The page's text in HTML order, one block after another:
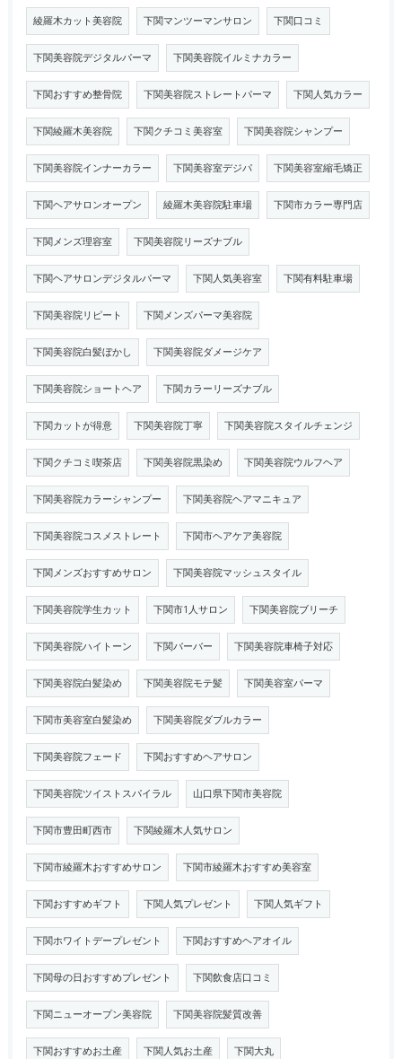
綾羅木カット美容院 下関マンツーマンサロン 下関口コミ
下関美容院デジタルパーマ 下関美容院イルミナカラー
下関おすすめ整骨院 下関美容院ストレートパーマ 下関人気カラー
下関綾羅木美容院 下関クチコミ美容室 下関美容院シャンプー
下関美容院インナーカラー 下関美容室デジパ 下関美容室縮毛矯正
下関ヘアサロンオープン 綾羅木美容院駐車場 下関市カラー専門店
下関メンズ理容室 下関美容院リーズナブル
下関ヘアサロンデジタルパーマ 下関人気美容室 下関有料駐車場
下関美容院リピート 下関メンズパーマ美容院
下関美容院白髪ぼかし 下関美容院ダメージケア
下関美容院ショートヘア 下関カラーリーズナブル
下関カットが得意 下関美容院丁寧 下関美容院スタイルチェンジ
下関クチコミ喫茶店 下関美容院黒染め 下関美容院ウルフヘア
下関美容院カラーシャンプー 下関美容院ヘアマニキュア
下関美容院コスメストレート 下関市ヘアケア美容院
下関メンズおすすめサロン 下関美容院マッシュスタイル
下関美容院学生カット 下関市1人サロン 下関美容院ブリーチ
下関美容院ハイトーン 下関バーバー 下関美容院車椅子対応
下関美容院白髪染め 下関美容院モテ髪 下関美容室パーマ
下関市美容室白髪染め 下関美容院ダブルカラー
下関美容院フェード 下関おすすめヘアサロン
下関美容院ツイストスパイラル 山口県下関市美容院
下関市豊田町西市 下関綾羅木人気サロン
下関市綾羅木おすすめサロン 下関市綾羅木おすすめ美容室
下関おすすめギフト 下関人気プレゼント 下関人気ギフト
下関ホワイトデープレゼント 下関おすすめヘアオイル
下関母の日おすすめプレゼント 下関飲食店口コミ
下関ニューオープン美容院 下関美容院髪質改善
下関おすすめお土産 下関人気お土産 下関大丸